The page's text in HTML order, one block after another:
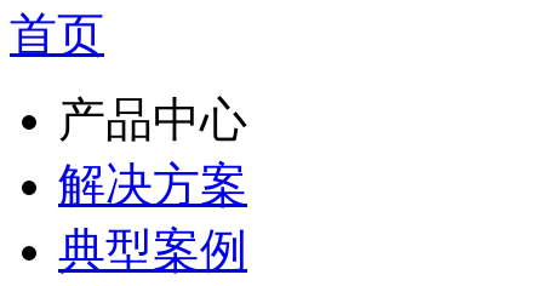
首页
产品中心
解决方案
典型案例